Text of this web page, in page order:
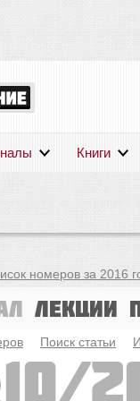
Книги
номеров за 2016
Лекции
Поиск статьи
10/